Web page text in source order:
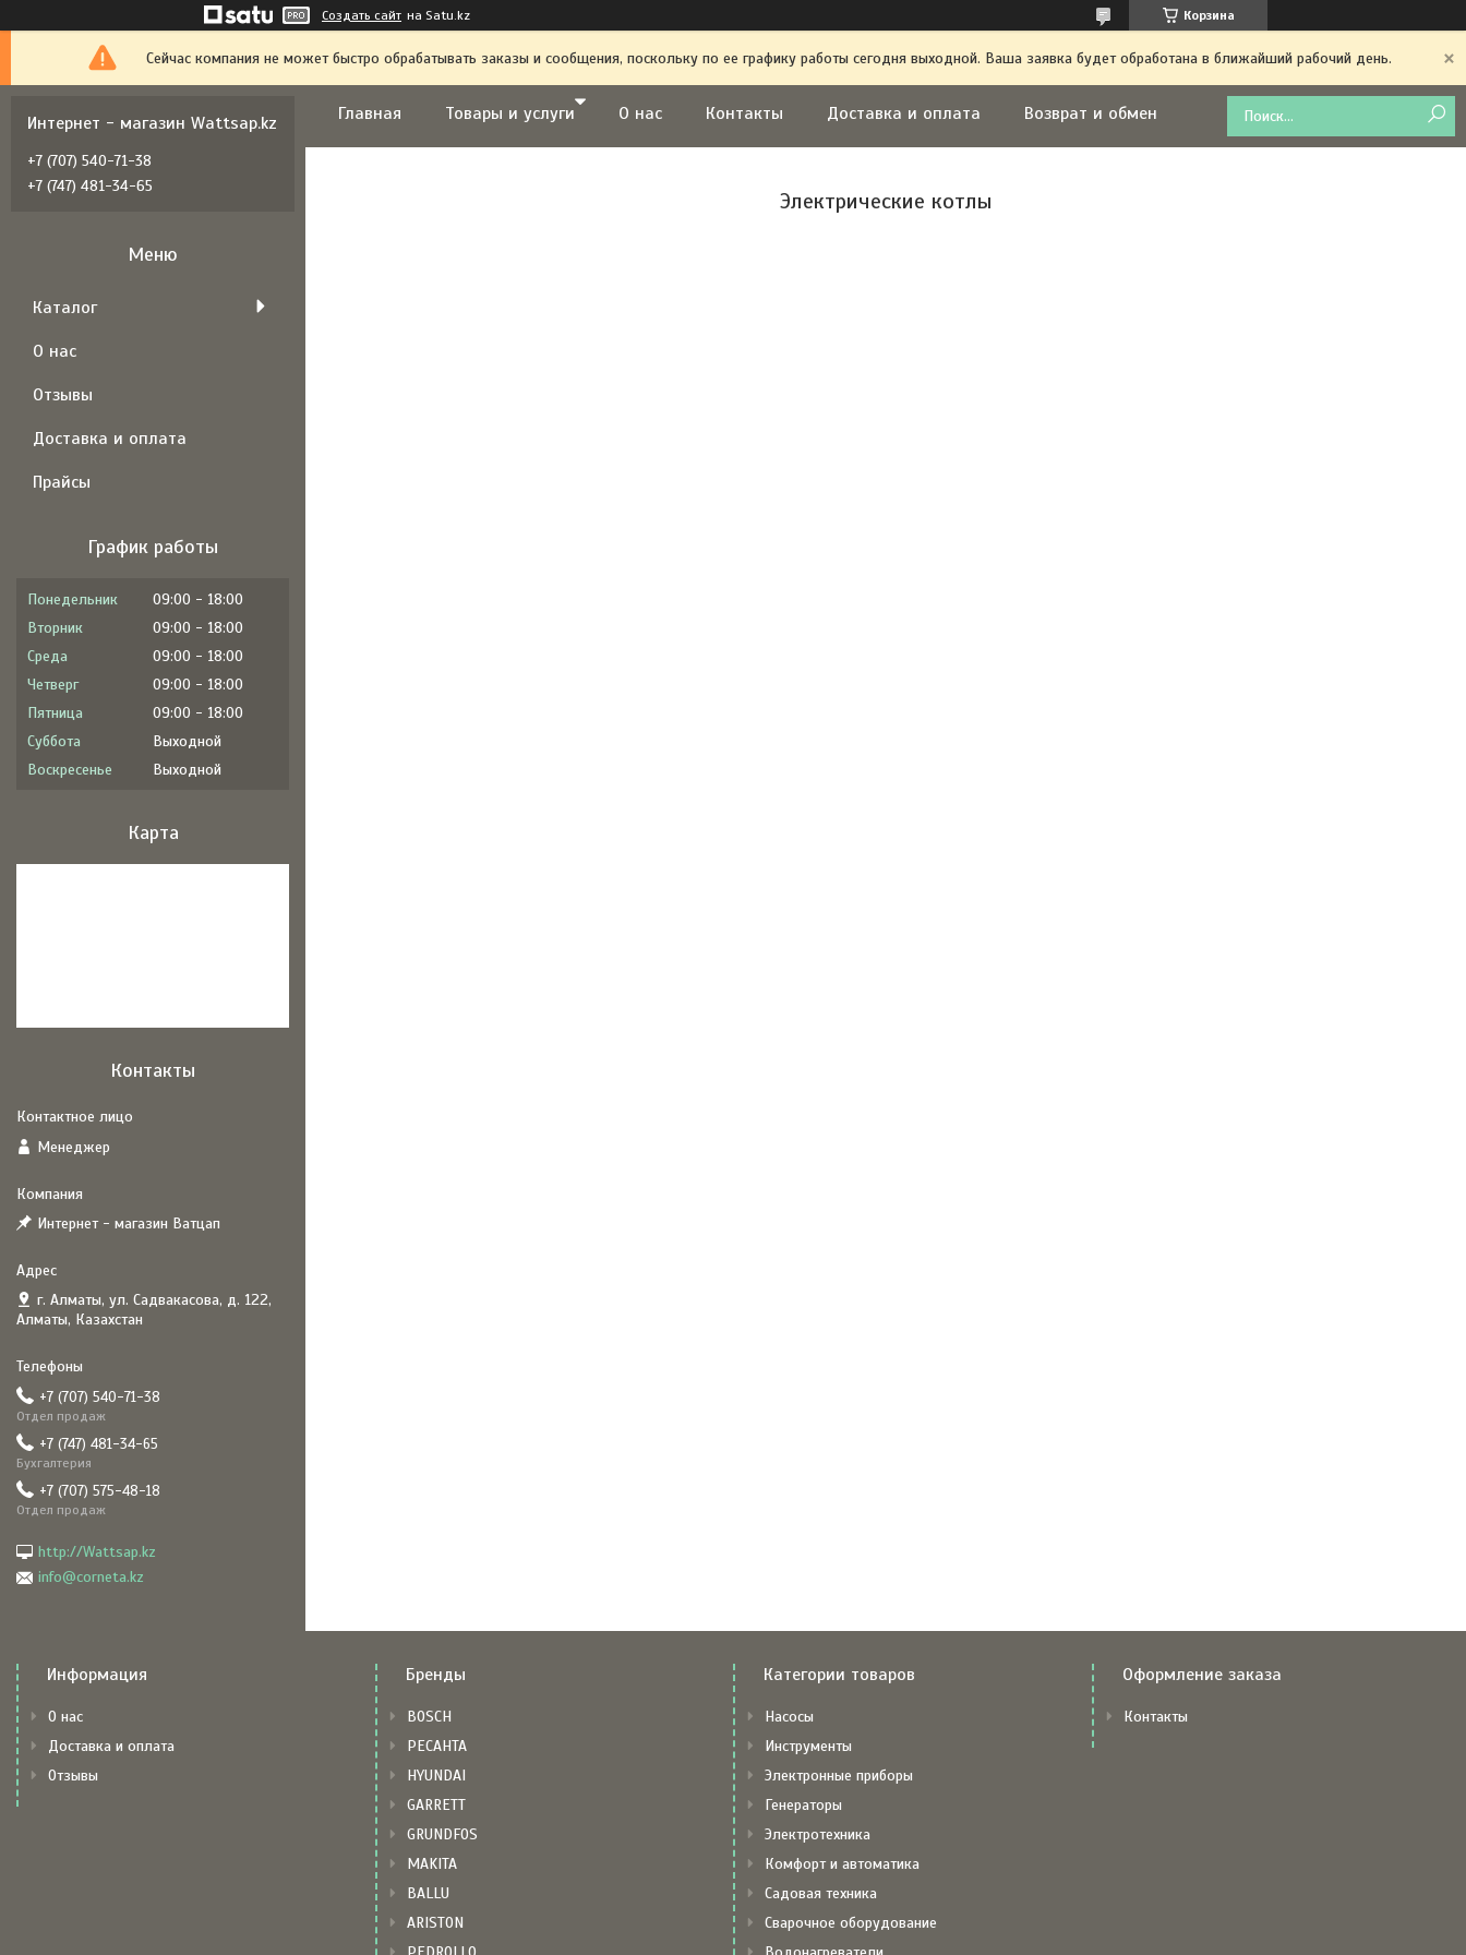
Создать сайт на Satu.kz Корзина
Сейчас компания не может быстро обрабатывать заказы и сообщения, поскольку по ее графику работы сегодня выходной. Ваша заявка будет обработана в ближайший рабочий день.
Главная Товары и услуги О нас Контакты Доставка и оплата Возврат и обмен
Электрические котлы
Интернет - магазин Wattsap.kz
+7 (707) 540-71-38
+7 (747) 481-34-65
Каталог
О нас
Отзывы
Доставка и оплата
Прайсы
График работы
Понедельник 09:00
18:00
Вторник
09:00
18:00
Среда
09:00
18:00
Четверг
09:00
18:00
Пятница
09:00
18:00
Суббота
Выходной
Воскресенье
Выходной
Карта
Контакты
Менеджер
Интернет - магазин Ватцап
г. Алматы, ул. Садвакасова, д. 122,
Алматы, Казахстан
+7 (707) 540-71-38
Отдел продаж
+7 (747) 481-34-65
Бухгалтерия
+7 (707) 575-48-18
Отдел продаж
http://Wattsap.kz
info@corneta.kz
Информация
О нас
Доставка и оплата
Отзывы
Бренды
BOSCH
РЕСАНТА
HYUNDAI
GARRETT
GRUNDFOS
MAKITA
BALLU
ARISTON
Категории товаров
Насосы
Инструменты
Электронные приборы
Генераторы
Электротехника
Комфорт и автоматика
Садовая техника
Сварочное оборудование
Оформление заказа
Контакты